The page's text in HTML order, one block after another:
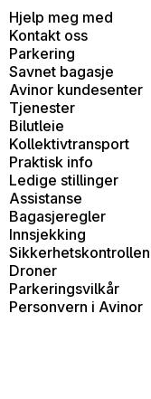
Hjelp meg med
Kontakt oss
Parkering
Savnet bagasje
Avinor kundesenter
Tjenester
Bilutleie
Kollektivtransport
Praktisk info
Ledige stillinger
Assistanse
Bagasjeregler
Innsjekking
Sikkerhetskontrollen
Droner
Parkeringsvilkår
Personvern i Avinor